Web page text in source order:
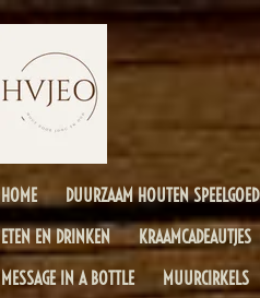
HOME DUURZAAM HOUTEN SPEELGOED
ETEN EN DRINKEN
KRAAMCADEAUTJES
MESSAGE IN A BOTTLE
MUURCIRKELS